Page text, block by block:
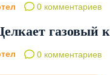
0 комментариев
газовый
0 комментариев